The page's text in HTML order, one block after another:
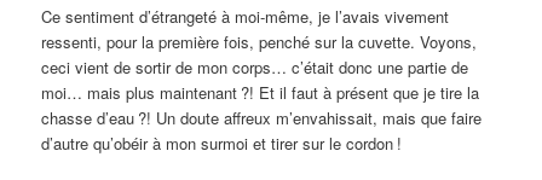
Ce sentiment d’étrangeté à moi-même, je l’avais vivement
ressenti, pour la première fois, penché sur la cuvette. Voyons,
ceci vient de sortir de mon corps… c’était donc une partie de
moi… mais plus maintenant ?! Et il faut à présent que je tire la
chasse d’eau ?! Un doute affreux m’envahissait, mais que faire
d’autre qu’obéir à mon surmoi et tirer sur le cordon !